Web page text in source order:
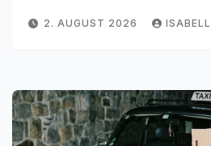
2. AUGUST 2026